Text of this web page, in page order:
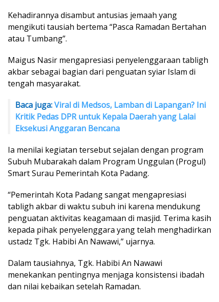
Kehadirannya disambut antusias jemaah yang
mengikuti tausiah bertema “Pasca Ramadan Bertahan
atau Tumbang”.
Maigus Nasir mengapresiasi penyelenggaraan tabligh
akbar sebagai bagian dari penguatan syiar Islam di
tengah masyarakat.
Baca juga:Viral di Medsos, Lamban di Lapangan? Ini
Kritik Pedas DPR untuk Kepala Daerah yang Lalai
Eksekusi Anggaran Bencana
Ia menilai kegiatan tersebut sejalan dengan program
Subuh Mubarakah dalam Program Unggulan (Progul)
Smart Surau Pemerintah Kota Padang.
“Pemerintah Kota Padang sangat mengapresiasi
tabligh akbar di waktu subuh ini karena mendukung
penguatan aktivitas keagamaan di masjid. Terima kasih
kepada pihak penyelenggara yang telah menghadirkan
ustadz Tgk. Habibi An Nawawi,” ujarnya.
Dalam tausiahnya, Tgk. Habibi An Nawawi
menekankan pentingnya menjaga konsistensi ibadah
dan nilai kebaikan setelah Ramadan.